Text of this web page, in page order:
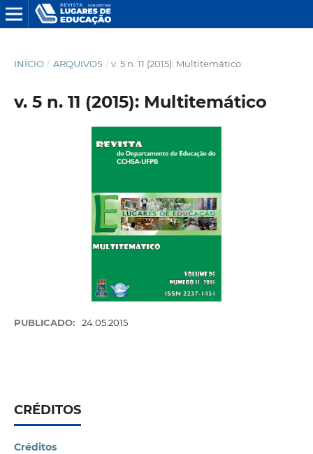
INÍCIO / ARQUIVOS / v. 5 n. 11 (2015): Multitemático
v. 5 n. 11 (2015): Multitemático
PUBLICADO: 24.05.2015
CRÉDITOS
Créditos